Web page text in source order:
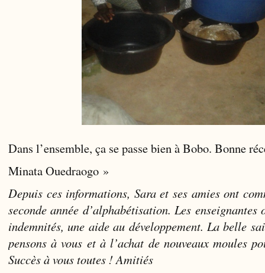
Dans l’ensemble, ça se passe bien à Bobo. Bonne
Minata Ouedraogo »
Depuis ces informations, Sara et ses amies ont
seconde année d’alphabétisation. Les
indemnités, une aide au développement. La belle
pensons à vous et à l’achat de nouveaux moules
Succès à vous toutes ! Amitiés